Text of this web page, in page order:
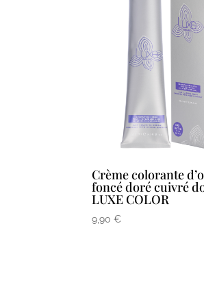
Crème colorante
foncé doré cuivré
LUXE COLOR
9,90€